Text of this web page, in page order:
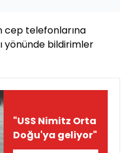
cep telefonlarına
yönünde bildirimler
"USS Nimitz Orta
Doğu'ya geliyor"